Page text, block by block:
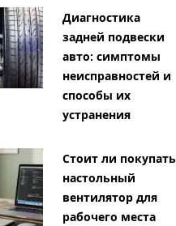
Диагностика
задней подвески
авто: симптомы
неисправностей и
способы их
устранения
Стоит ли покупать
настольный
вентилятор для
рабочего места